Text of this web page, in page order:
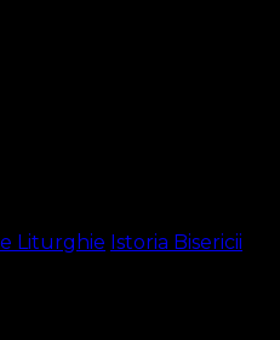
Liturghie Istoria Bisericii